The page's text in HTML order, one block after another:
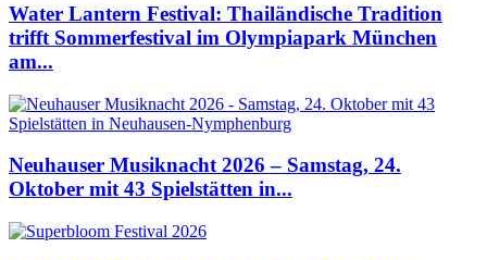
Water Lantern Festival: Thailändische Tradition
trifft Sommerfestival im Olympiapark München
am...
Neuhauser Musiknacht 2026 – Samstag, 24.
Oktober mit 43 Spielstätten in...